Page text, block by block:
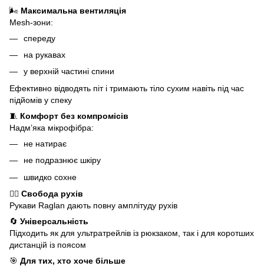
🌬 Максимальна вентиляція
Mesh-зони:
спереду
на рукавах
у верхній частині спини
Ефективно відводять піт і тримають тіло сухим навіть під час
підйомів у спеку
🧵 Комфорт без компромісів
Надм’яка мікрофібра:
не натирає
не подразнює шкіру
швидко сохне
🏃‍♀️ Свобода рухів
Рукави Raglan дають повну амплітуду рухів
🔄 Універсальність
Підходить як для ультратрейлів із рюкзаком, так і для коротших
дистанцій із поясом
🎯 Для тих, хто хоче більше